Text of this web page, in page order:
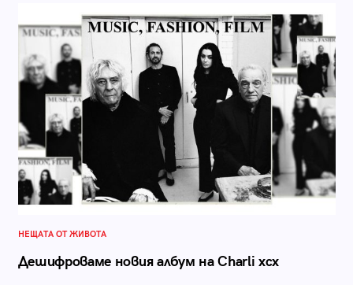
НЕЩАТА ОТ ЖИВОТА
Дешифроваме новия албум на Charli xcx